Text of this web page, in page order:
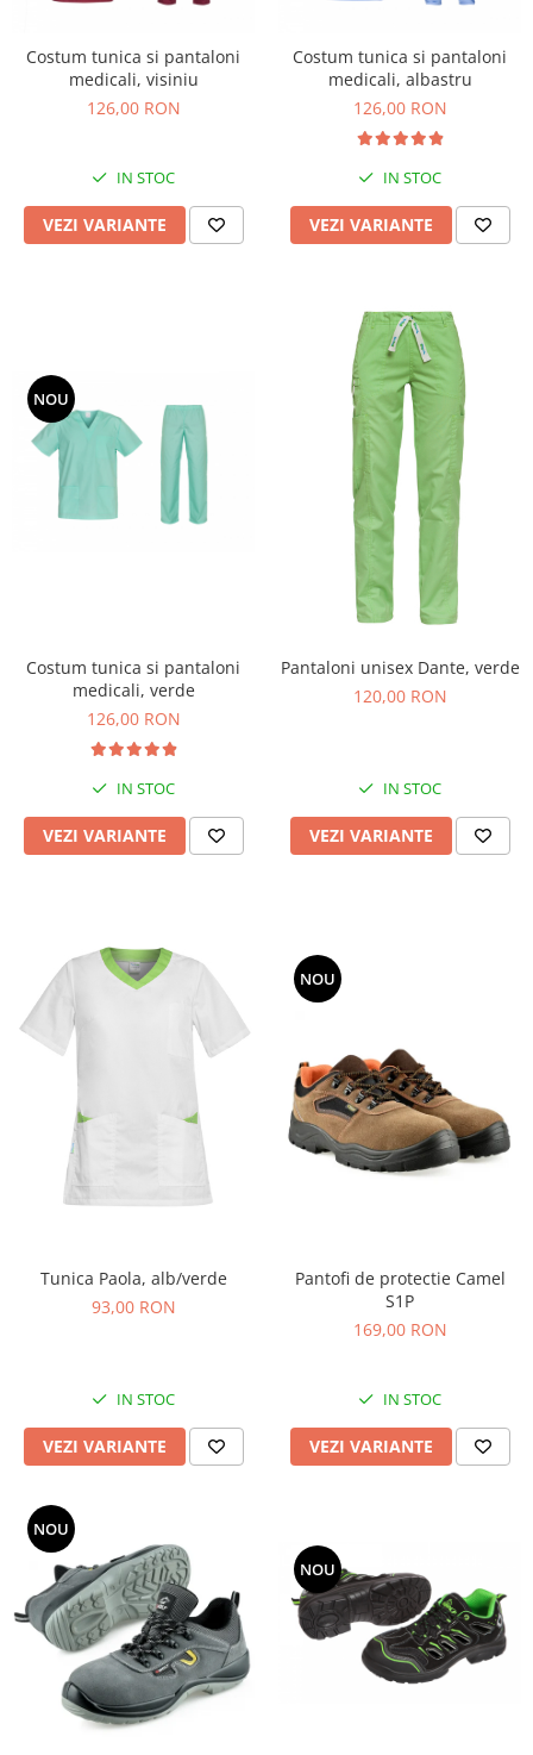
Costum tunica si pantaloni
medicali, visiniu
126,00 RON
IN STOC
VEZI VARIANTE
Costum tunica si pantaloni
medicali, albastru
126,00 RON
IN STOC
VEZI VARIANTE
NOU
Costum tunica si pantaloni
medicali, verde
126,00 RON
IN STOC
VEZI VARIANTE
Pantaloni unisex Dante, verde
120,00 RON
IN STOC
VEZI VARIANTE
Tunica Paola, alb/verde
93,00 RON
IN STOC
VEZI VARIANTE
NOU
Pantofi de protectie Camel
S1P
169,00 RON
IN STOC
VEZI VARIANTE
NOU
NOU